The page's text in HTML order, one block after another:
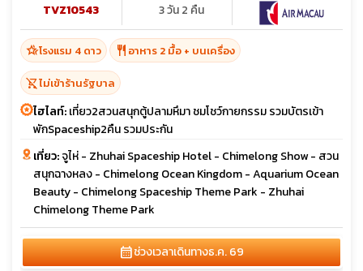
TVZ10543
3 วัน 2 คืน
hotel_classโรงแรม 4 ดาว restaurant อาหาร 2 มื้อ + บนเครื่อง
shopping_cart_offไม่เข้าร้านรัฐบาล
ไฮไลท์:เที่ยว2สวนสนุกตู้ปลามหึมา ชมโชว์กายกรรม รวมบัตรเข้า
พักSpaceship2คืน รวมประกัน
เที่ยว:จูไห่ - Zhuhai Spaceship Hotel - Chimelong Show - สวน
สนุกฉางหลง - Chimelong Ocean Kingdom - Aquarium Ocean
Beauty - Chimelong Spaceship Theme Park - Zhuhai
Chimelong Theme Park
calendar_monthช่วงเวลาเดินทางธ.ค. 69